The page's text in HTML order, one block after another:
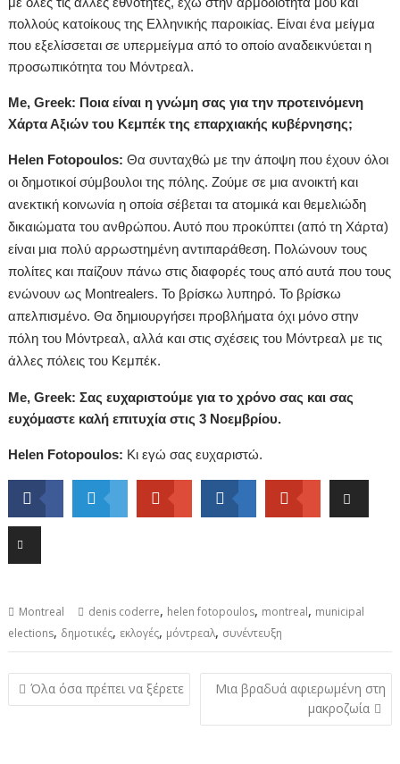
πολλούς κατοίκους της Ελληνικής παροικίας. Είναι ένα μείγμα
που εξελίσσεται σε υπερμείγμα από το οποίο αναδεικνύεται η
προσωπικότητα του Μόντρεαλ.
Me, Greek: Ποια είναι η γνώμη σας για την προτεινόμενη
Χάρτα Αξιών του Κεμπέκ της επαρχιακής κυβέρνησης;
Helen Fotopoulos: Θα συνταχθώ με την άποψη που έχουν όλοι
οι δημοτικοί σύμβουλοι της πόλης. Ζούμε σε μια ανοικτή και
ανεκτική κοινωνία η οποία σέβεται τα ατομικά και θεμελιώδη
δικαιώματα του ανθρώπου. Αυτό που προκύπτει (από τη Χάρτα)
είναι μια πολύ αρρωστημένη αντιπαράθεση. Πολώνουν τους
πολίτες και παίζουν πάνω στις διαφορές τους από αυτά που τους
ενώνουν ως Montrealers. Το βρίσκω λυπηρό. Το βρίσκω
απελπισμένο. Θα δημιουργήσει προβλήματα όχι μόνο στην
πόλη του Μόντρεαλ, αλλά και στις σχέσεις του Μόντρεαλ με τις
άλλες πόλεις του Κεμπέκ.
Me, Greek: Σας ευχαριστούμε για το χρόνο σας και σας
ευχόμαστε καλή επιτυχία στις 3 Νοεμβρίου.
Helen Fotopoulos: Κι εγώ σας ευχαριστώ.
Montreal denis coderre, helen fotopoulos, montreal, municipal
elections, δημοτικές, εκλογές, μόντρεαλ, συνέντευξη
Post
navigation
Όλα όσα πρέπει να ξέρετε
Μια βραδυά αφιερωμένη στη
μακροζωία